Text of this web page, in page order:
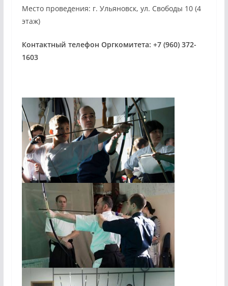
Место проведения: г. Ульяновск, ул. Свободы 10 (4
этаж)
Контактный телефон Оргкомитета: +7 (960) 372-
1603